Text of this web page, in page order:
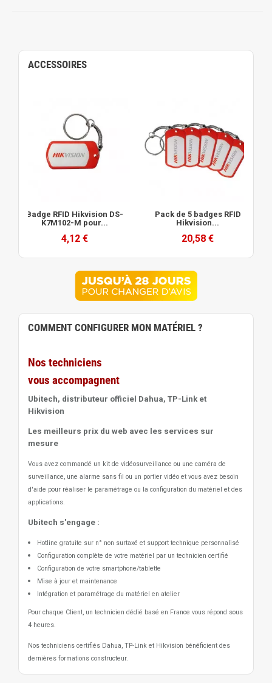
ACCESSOIRES
Badge RFID Hikvision DS-
K7M102-M pour...
4,12 €
Pack de 5 badges RFID
Hikvision...
20,58 €
COMMENT CONFIGURER MON MATÉRIEL ?
Nos techniciens
vous accompagnent
Ubitech, distributeur officiel Dahua, TP-Link et
Hikvision
Les meilleurs prix du web avec les services sur
mesure
Vous avez commandé un kit de vidéosurveillance ou une caméra de
surveillance, une alarme sans fil ou un portier vidéo et vous avez besoin
d'aide pour réaliser le paramétrage ou la configuration du matériel et des
applications.
Ubitech s'engage :
Hotline gratuite sur n° non surtaxé et support technique personnalisé
Configuration complète de votre matériel par un technicien certifié
Configuration de votre smartphone/tablette
Mise à jour et maintenance
Intégration et paramétrage du matériel en atelier
Pour chaque Client, un technicien dédié basé en France vous répond sous
4 heures.
Nos techniciens certifiés Dahua, TP-Link et Hikvision bénéficient des
dernières formations constructeur.